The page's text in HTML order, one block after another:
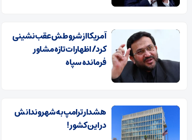
آمریکا از شروطش عقب‌نشینی
کرد/ اظهارات تازه مشاور
فرمانده سپاه
هشدار ترامپ به شهروندانش
در این کشور!